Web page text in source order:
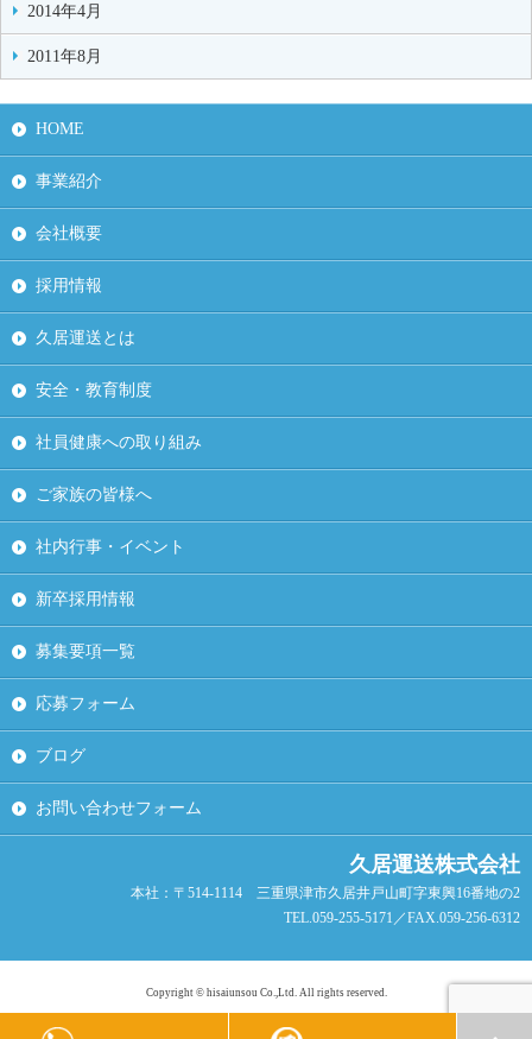
2014年4月
2011年8月
HOME
事業紹介
会社概要
採用情報
久居運送とは
安全・教育制度
社員健康への取り組み
ご家族の皆様へ
社内行事・イベント
新卒採用情報
募集要項一覧
応募フォーム
ブログ
お問い合わせフォーム
久居運送株式会社
本社：〒514-1114 三重県津市久居井戸山町字東興16番地の2
TEL.059-255-5171／FAX.059-256-6312
Copyright © hisaiunsou Co.,Ltd. All rights reserved.